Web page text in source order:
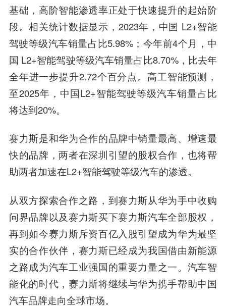
基础，高阶智能渗透率正处于快速提升的起始阶
段。相关统计数据显示，2023年，中国 L2+智能
驾驶等级汽车销量占比5.98%；今年前4个月，中
国 L2+智能驾驶等级汽车销量占比8.70%，比去年
全年进一步提升2.72个百分点。高工智能预测，
至2025年，中国L2+智能驾驶等级汽车销量占比
将达到20%。
赛力斯是和华为合作的品牌中销量最高、增速最
快的品牌，两者在深圳引望的股权合作，也将帮
助两者加速在L2+智能驾驶等级汽车的渗透。
从双方探索合作之路，到赛力斯从华为手中收购
问界品牌以及赛力斯买下赛力斯汽车全部股权，
再到如今赛力斯斥资百亿入股引望成为华为最坚
实的合作伙伴，赛力斯已经成为我国借由新能源
之路成为汽车工业强国的重要力量之一。汽车智
能化的时代，赛力斯将继续与华为携手帮助中国
汽车品牌走向全球市场。